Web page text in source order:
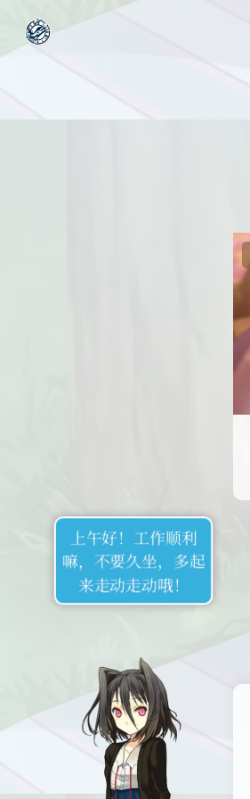
上午好！工作顺利
嘛，不要久坐，多起
来走动走动哦！